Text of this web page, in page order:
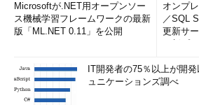
Microsoftが.NET用オープンソー
ス機械学習フレームワークの最新
版「ML.NET 0.11」を公開
オンプ
／SQL
更新サ
IT開発者の75％以上が開
ュニケーションズ調べ